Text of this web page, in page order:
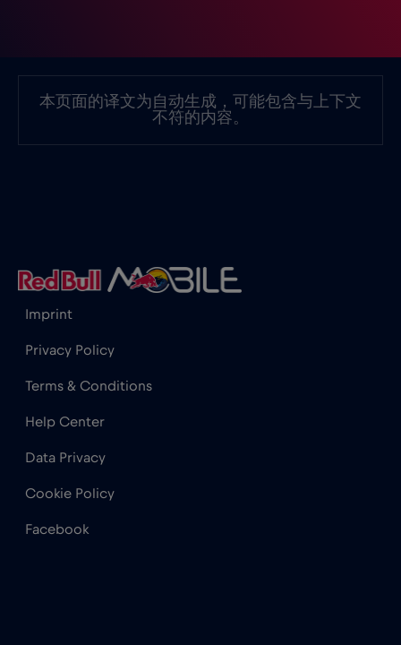
本页面的译文为自动生成，可能包含与上下文
不符的内容。
Imprint
Privacy Policy
Terms & Conditions
Help Center
Data Privacy
Cookie Policy
Facebook